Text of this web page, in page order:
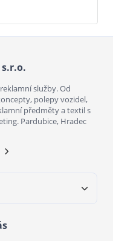
s.r.o.
služby. Od
polepy vozidel,
předměty a textil s
Pardubice, Hradec